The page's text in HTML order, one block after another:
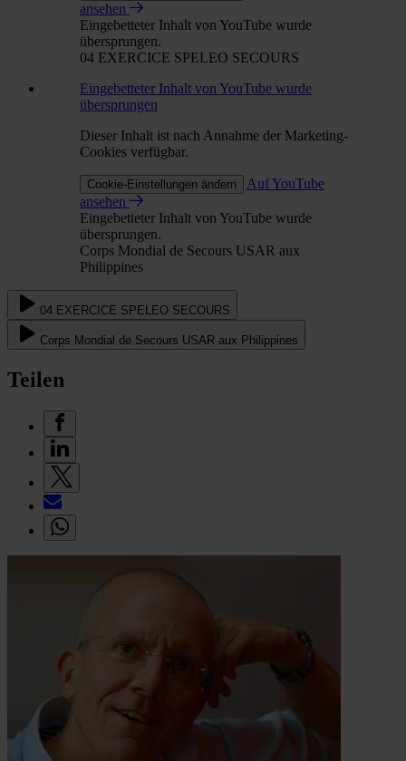
ansehen
Eingebetteter Inhalt von YouTube wurde
übersprungen.
04 EXERCICE SPELEO SECOURS
Eingebetteter Inhalt von YouTube wurde
übersprungen
Dieser Inhalt ist nach Annahme der Marketing-
Cookies verfügbar.
Cookie-Einstellungen ändern
Auf YouTube
ansehen
Eingebetteter Inhalt von YouTube wurde
übersprungen.
Corps Mondial de Secours USAR aux
Philippines
04 EXERCICE SPELEO SECOURS
Corps Mondial de Secours USAR aux Philippines
Teilen